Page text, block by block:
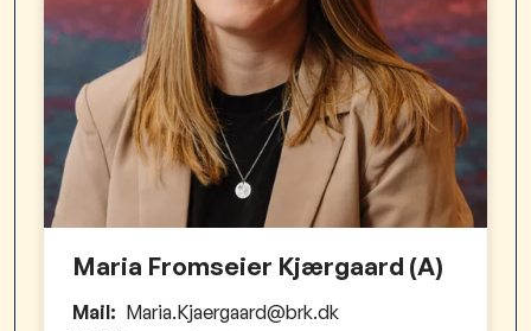
Maria Fromseier Kjærgaard (A)
Mail: Maria.Kjaergaard@brk.dk